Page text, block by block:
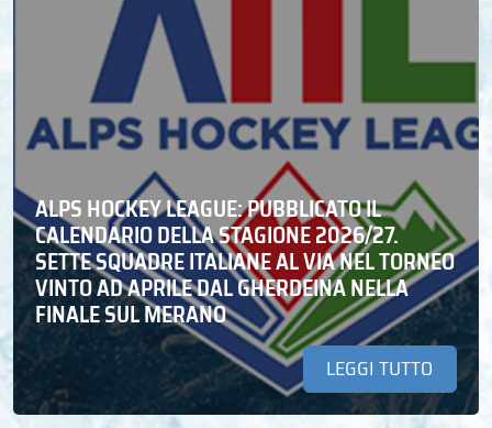
ALPS HOCKEY LEAGUE: PUBBLICATO IL
CALENDARIO DELLA STAGIONE 2026/27.
SETTE SQUADRE ITALIANE AL VIA NEL TORNEO
VINTO AD APRILE DAL GHERDEINA NELLA
FINALE SUL MERANO
LEGGI TUTTO